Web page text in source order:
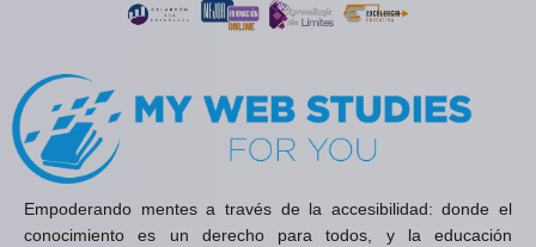
Empoderando mentes a través de la accesibilidad: donde el
conocimiento es un derecho para todos, y la educación